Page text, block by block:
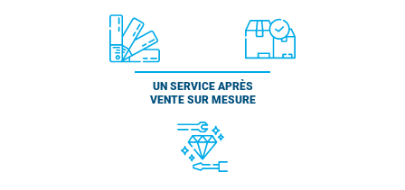
UN SERVICE APRÈS
VENTE SUR MESURE